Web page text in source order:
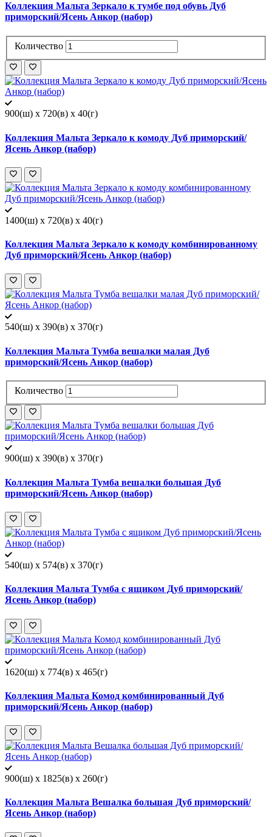
Коллекция Мальта Зеркало к тумбе под обувь Дуб
приморский/Ясень Анкор (набор)
Количество
900(ш) x 720(в) x 40(г)
Коллекция Мальта Зеркало к комоду Дуб приморский/
Ясень Анкор (набор)
1400(ш) x 720(в) x 40(г)
Коллекция Мальта Зеркало к комоду комбинированному
Дуб приморский/Ясень Анкор (набор)
540(ш) x 390(в) x 370(г)
Коллекция Мальта Тумба вешалки малая Дуб
приморский/Ясень Анкор (набор)
Количество
900(ш) x 390(в) x 370(г)
Коллекция Мальта Тумба вешалки большая Дуб
приморский/Ясень Анкор (набор)
540(ш) x 574(в) x 370(г)
Коллекция Мальта Тумба с ящиком Дуб приморский/
Ясень Анкор (набор)
1620(ш) x 774(в) x 465(г)
Коллекция Мальта Комод комбинированный Дуб
приморский/Ясень Анкор (набор)
900(ш) x 1825(в) x 260(г)
Коллекция Мальта Вешалка большая Дуб приморский/
Ясень Анкор (набор)